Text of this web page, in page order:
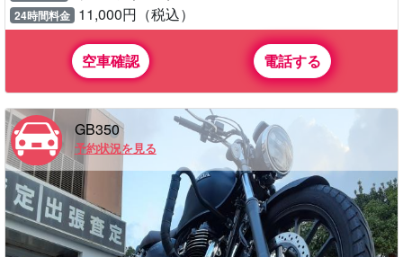
24時間料金 11,000円（税込）
空車確認 電話する
GB350
予約状況を見る